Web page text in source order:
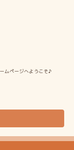
ムページへようこそ♪